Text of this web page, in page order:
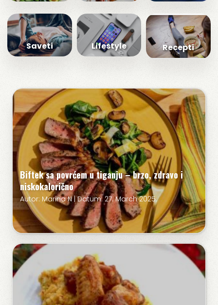
Saveti Lifestyle Recepti
Biftek sa povrćem u tiganju – brzo, zdravo i
niskokalorično
Autor: Marina N | Datum: 27. March 2025.